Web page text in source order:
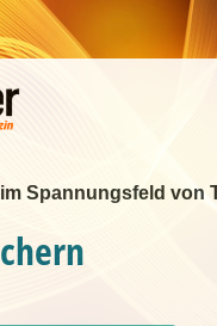
Spannungsfeld von